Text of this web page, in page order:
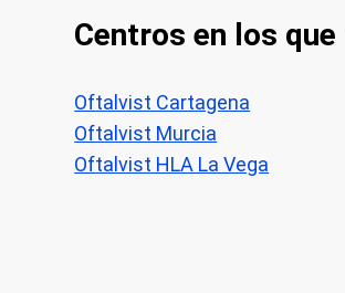
Centros en los
Oftalvist Cartagena
Oftalvist Murcia
Oftalvist HLA La Vega